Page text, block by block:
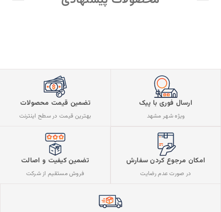
ارسال فوری با پیک
ویژه شهر مشهد
تضمین قیمت محصولات
بهترین قیمت در سطح اینترنت
امکان مرجوع کردن سفارش
در صورت عدم رضایت
تضمین کیفیت و اصالت
فروش مستقیم از شرکت